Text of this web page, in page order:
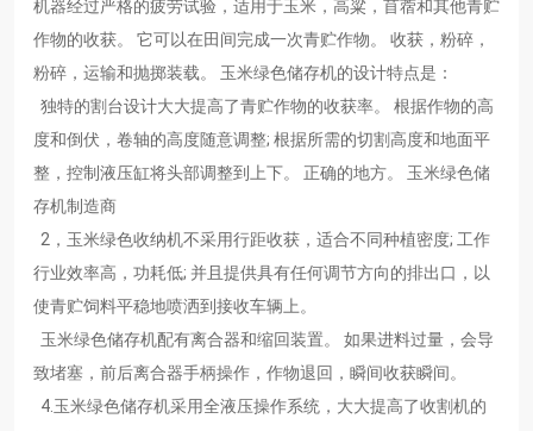
机器经过严格的疲劳试验，适用于玉米，高粱，苜蓿和其他青贮
作物的收获。 它可以在田间完成一次青贮作物。 收获，粉碎，
粉碎，运输和抛掷装载。 玉米绿色储存机的设计特点是：
独特的割台设计大大提高了青贮作物的收获率。 根据作物的高
度和倒伏，卷轴的高度随意调整; 根据所需的切割高度和地面平
整，控制液压缸将头部调整到上下。 正确的地方。 玉米绿色储
存机制造商
2，玉米绿色收纳机不采用行距收获，适合不同种植密度; 工作
行业效率高，功耗低; 并且提供具有任何调节方向的排出口，以
使青贮饲料平稳地喷洒到接收车辆上。
玉米绿色储存机配有离合器和缩回装置。 如果进料过量，会导
致堵塞，前后离合器手柄操作，作物退回，瞬间收获瞬间。
4.玉米绿色储存机采用全液压操作系统，大大提高了收割机的